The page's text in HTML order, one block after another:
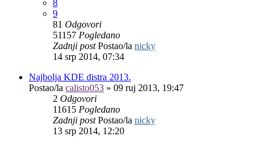
8
9
81 Odgovori
51157 Pogledano
Zadnji postPostao/la nicky
14 srp 2014, 07:34
Najbolja KDE distra 2013.
Postao/la calisto053 » 09 ruj 2013, 19:47
2 Odgovori
11615 Pogledano
Zadnji postPostao/la nicky
13 srp 2014, 12:20